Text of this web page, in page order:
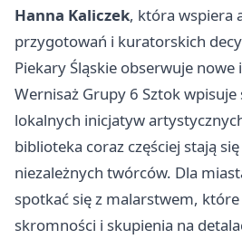
Hanna Kaliczek, która wspiera
przygotowań i kuratorskich
Piekary Śląskie obserwuje
Wernisaż Grupy 6 Sztok
lokalnych inicjatyw
biblioteka coraz częściej stają
niezależnych twórców. Dla
spotkać się z malarstwem,
skromności i skupienia na